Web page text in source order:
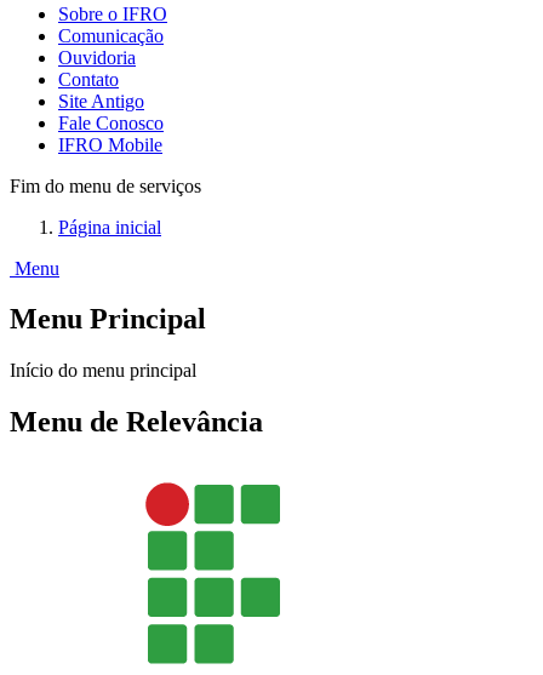
Sobre o IFRO
Comunicação
Ouvidoria
Contato
Site Antigo
Fale Conosco
IFRO Mobile
Fim do menu de serviços
Página inicial
Menu
Menu Principal
Início do menu principal
Menu de Relevância